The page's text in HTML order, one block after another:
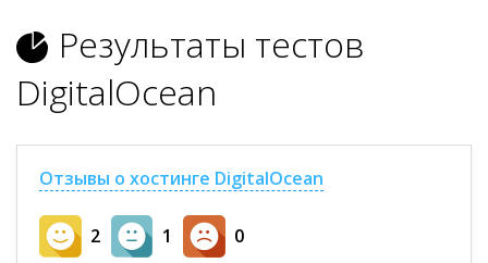
Результаты тестов
DigitalOcean
Отзывы о хостинге DigitalOcean
2 1 0